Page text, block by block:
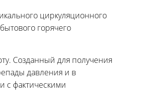
циркуляционного
горячего
Созданный для получения
давления и в
с фактическими